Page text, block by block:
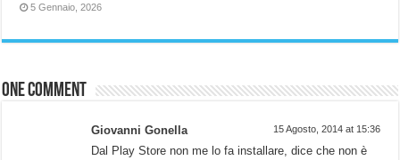
5 Gennaio, 2026
One comment
Giovanni Gonella 15 Agosto, 2014 at 15:36
Dal Play Store non me lo fa installare, dice che non è